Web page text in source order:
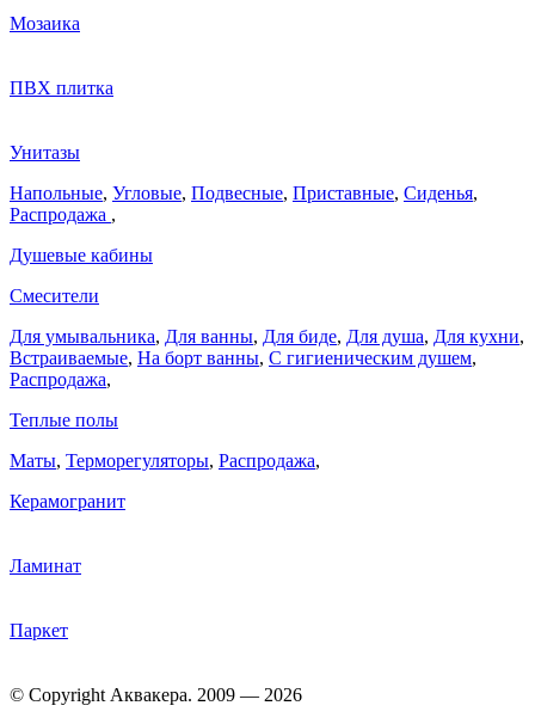
Мозаика
ПВХ плитка
Унитазы
Напольные, Угловые, Подвесные, Приставные, Сиденья,
Распродажа ,
Душевые кабины
Смесители
Для умывальника, Для ванны, Для биде, Для душа, Для кухни,
Встраиваемые, На борт ванны, C гигиеническим душем,
Распродажа,
Теплые полы
Маты, Терморегуляторы, Распродажа,
Керамогранит
Ламинат
Паркет
© Copyright Аквакера. 2009 — 2026